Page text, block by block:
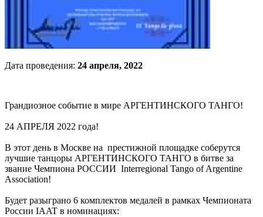
Дата проведения: 24 апреля, 2022
Грандиозное событие в мире АРГЕНТИНСКОГО ТАНГО!
24 АПРЕЛЯ 2022 года!
В этот день в Москве на престижной площадке соберутся
лучшие танцоры АРГЕНТИНСКОГО ТАНГО в битве за
звание Чемпиона РОССИИ Interregional Tango of Argentine
Association!
Будет разыграно 6 комплектов медалей в рамках Чемпионата
России IAAT в номинациях: